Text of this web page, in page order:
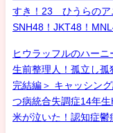
すき！23 ひうらのア
SNH48！JKT48！
ヒウラッフルのハーニ
生前整理人！孤立し
完結編＞ キャッシン
つ病統合失調症14年
米が泣いた！認知症